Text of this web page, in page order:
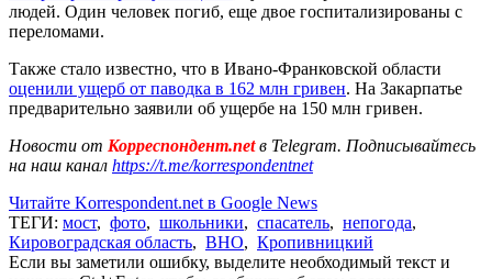
людей. Один человек погиб, еще двое госпитализированы с
переломами.
Также стало известно, что в Ивано-Франковской области
оценили ущерб от паводка в 162 млн гривен. На Закарпатье
предварительно заявили об ущербе на 150 млн гривен.
Новости от Корреспондент.netв Telegram. Подписывайтесь
на наш канал https://t.me/korrespondentnet
Читайте Korrespondent.net в Google News
ТЕГИ: мост, фото, школьники, спасатель, непогода,
Кировоградская область, ВНО, Кропивницкий
Если вы заметили ошибку, выделите необходимый текст и